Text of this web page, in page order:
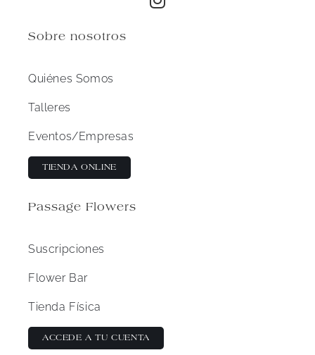
Sobre nosotros
Quiénes Somos
Talleres
Eventos/Empresas
TIENDA ONLINE
Passage Flowers
Suscripciones
Flower Bar
Tienda Física
ACCEDE A TU CUENTA